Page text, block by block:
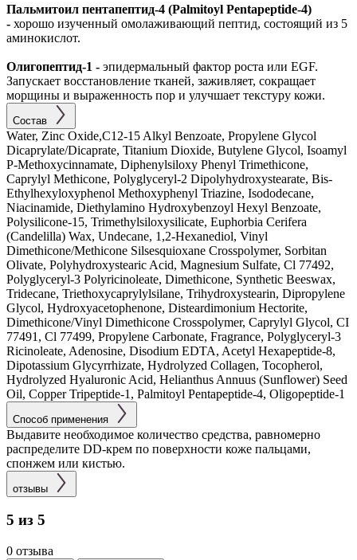
Пальмитоил пентапептид-4 (Palmitoyl Pentapeptide-4)
- хорошо изученный омолаживающий пептид, состоящий из 5
аминокислот.
Олигопептид-1 - эпидермальный фактор роста или EGF.
Запускает восстановление тканей, заживляет, сокращает
морщины и выраженность пор и улучшает текстуру кожи.
Состав
Water, Zinc Oxide,C12-15 Alkyl Benzoate, Propylene Glycol
Dicaprylate/Dicaprate, Titanium Dioxide, Butylene Glycol, Isoamyl
P-Methoxycinnamate, Diphenylsiloxy Phenyl Trimethicone,
Caprylyl Methicone, Polyglyceryl-2 Dipolyhydroxystearate, Bis-
Ethylhexyloxyphenol Methoxyphenyl Triazine, Isododecane,
Niacinamide, Diethylamino Hydroxybenzoyl Hexyl Benzoate,
Polysilicone-15, Trimethylsiloxysilicate, Euphorbia Cerifera
(Candelilla) Wax, Undecane, 1,2-Hexanediol, Vinyl
Dimethicone/Methicone Silsesquioxane Crosspolymer, Sorbitan
Olivate, Polyhydroxystearic Acid, Magnesium Sulfate, Cl 77492,
Polyglyceryl-3 Polyricinoleate, Dimethicone, Synthetic Beeswax,
Tridecane, Triethoxycaprylylsilane, Trihydroxystearin, Dipropylene
Glycol, Hydroxyacetophenone, Disteardimonium Hectorite,
Dimethicone/Vinyl Dimethicone Crosspolymer, Caprylyl Glycol, CI
77491, Cl 77499, Propylene Carbonate, Fragrance, Polyglyceryl-3
Ricinoleate, Adenosine, Disodium EDTA, Acetyl Hexapeptide-8,
Dipotassium Glycyrrhizate, Hydrolyzed Collagen, Tocopherol,
Hydrolyzed Hyaluronic Acid, Helianthus Annuus (Sunflower) Seed
Oil, Copper Tripeptide-1, Palmitoyl Pentapeptide-4, Oligopeptide-1
Способ применения
Выдавите необходимое количество средства, равномерно
распределите DD-крем по поверхности коже пальцами,
спонжем или кистью.
отзывы
5 из 5
0 отзыва